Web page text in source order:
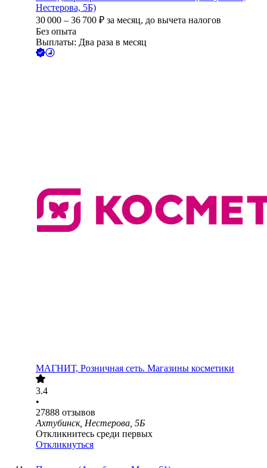
Нестерова, 5Б)
30 000 – 36 700 ₽ за месяц, до вычета налогов
Без опыта
Выплаты: Два раза в месяц
МАГНИТ, Розничная сеть. Магазины косметики
3.4
•
27888 отзывов
Ахтубинск, Нестерова, 5Б
Откликнитесь среди первых
Откликнуться